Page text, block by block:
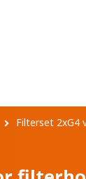
Filterset 2xG4